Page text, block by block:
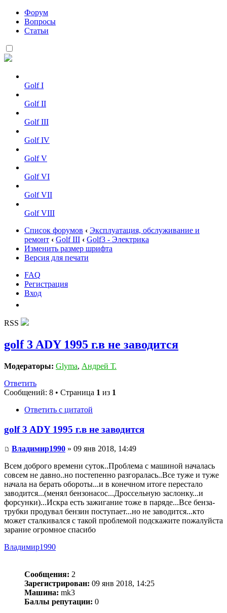
Форум
Вопросы
Статьи
Golf I
Golf II
Golf III
Golf IV
Golf V
Golf VI
Golf VII
Golf VIII
Список форумов ‹ Эксплуатация, обслуживание и
ремонт ‹ Golf III ‹ Golf3 - Электрика
Изменить размер шрифта
Версия для печати
FAQ
Регистрация
Вход
RSS
golf 3 ADY 1995 г.в не заводится
Модераторы: Glyma, Андрей Т.
Ответить
Сообщений: 8 • Страница 1 из 1
Ответить с цитатой
golf 3 ADY 1995 г.в не заводится
Владимир1990 » 09 янв 2018, 14:49
Всем доброго времени суток..Проблема с машиной началась
совсем не давно..но постепенно разгоралась..Все туже и туже
начала на берать обороты...и в конечном итоге перестало
заводится...(менял бензонасос...Дроссельную заслонку...и
форсунки)...Искра есть зажигание тоже в паряде...Все бенза-
трубки продувал бензин поступает...но не заводится...кто
может сталкивался с такой проблемой подскажите пожалуйста
зарание огромное спасибо
Владимир1990
Сообщения: 2
Зарегистрирован: 09 янв 2018, 14:25
Машина: mk3
Баллы репутации: 0